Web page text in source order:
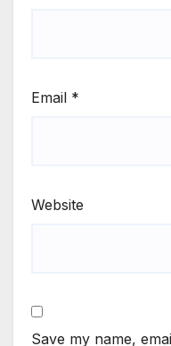
Email *
Website
Save my name,